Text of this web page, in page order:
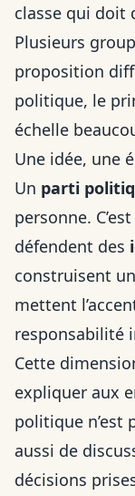
classe qui doit
Plusieurs
proposition
politique, le
échelle
Une idée, une
Un parti
personne.
défendent des
construisent
mettent
responsabilité
Cette
expliquer aux
politique n’est
aussi de
décisions